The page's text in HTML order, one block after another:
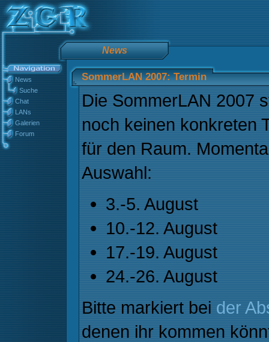
News
News
Suche
Chat
LANs
Galerien
Forum
SommerLAN 2007: Termin
Die SommerLAN 2007
noch keinen konkreten
für den Raum.
Auswahl:
3.-5. August
10.-12. August
17.-19. August
24.-26. August
Bitte markiert bei der
denen ihr kommen